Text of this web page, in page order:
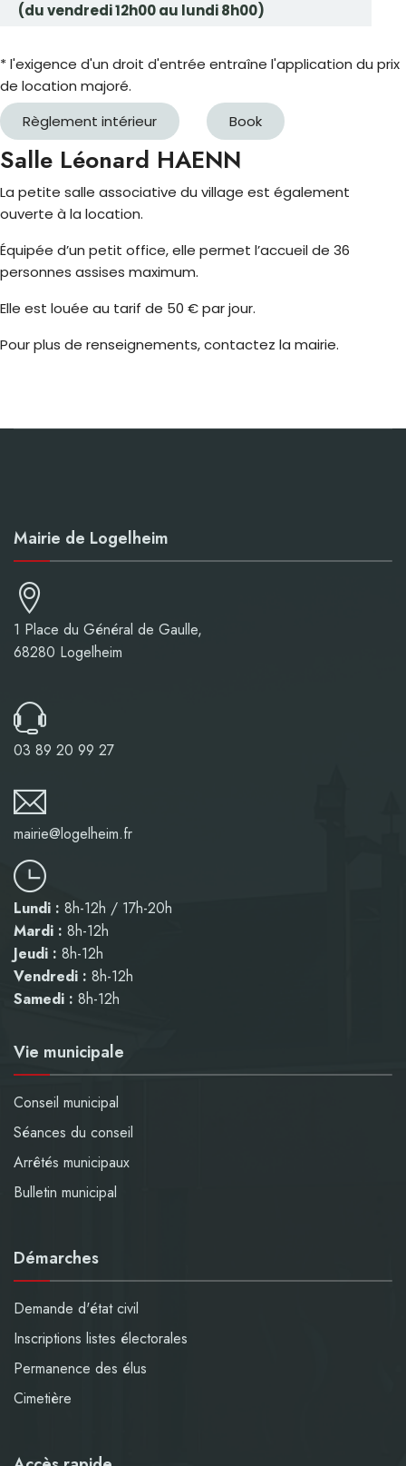
(du vendredi 12h00 au lundi 8h00)
* l'exigence d'un droit d'entrée entraîne l'application du prix
de location majoré.
Règlement intérieur
Book
Salle Léonard HAENN
La petite salle associative du village est également
ouverte à la location.
Équipée d’un petit office, elle permet l’accueil de 36
personnes assises maximum.
Elle est louée au tarif de 50 € par jour.
Pour plus de renseignements, contactez la mairie.
Mairie de Logelheim
1 Place du Général de Gaulle,
68280 Logelheim
03 89 20 99 27
mairie@logelheim.fr
Lundi : 8h-12h / 17h-20h
Mardi : 8h-12h
Jeudi : 8h-12h
Vendredi : 8h-12h
Samedi : 8h-12h
Vie municipale
Conseil municipal
Séances du conseil
Arrêtés municipaux
Bulletin municipal
Démarches
Demande d'état civil
Inscriptions listes électorales
Permanence des élus
Cimetière